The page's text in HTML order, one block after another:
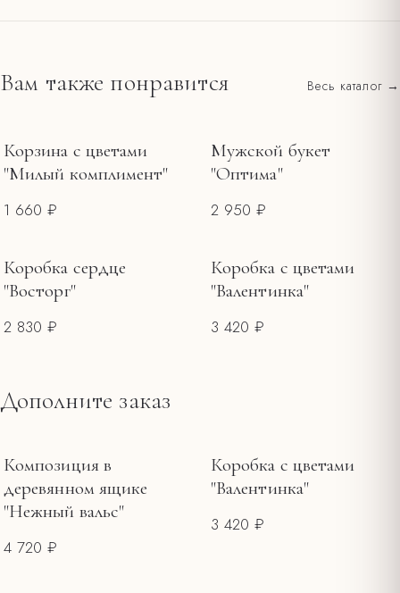
Все тарифы и зоны →
Держите букет вдали от прямого солнца, сквозняков и
Меняйте воду каждые 1–2 дня, обновляйте срез.
Вам также понравится Весь каталог →
Корзина с цветами
"Милый комплимент"
1 660 ₽
Мужской букет
"Оптима"
2 950 ₽
Коробка сердце
"Восторг"
2 830 ₽
Коробка с цветами
"Валентинка"
3 420 ₽
Дополните заказ
Композиция в
деревянном ящике
"Нежный вальс"
4 720 ₽
Коробка с цветами
"Валентинка"
3 420 ₽